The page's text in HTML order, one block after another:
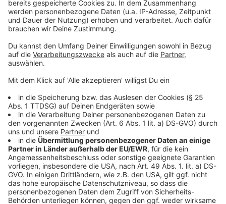
Anzeige
Bayer 04 Leverkusen eröffnet Fußball-Akademie in
Brasilien
Nach tödlichem Unfall in Leverkusen: Umbau am
Teilhabe-Atlas sieht Licht und Schatten in Leverkusen
Anzeige